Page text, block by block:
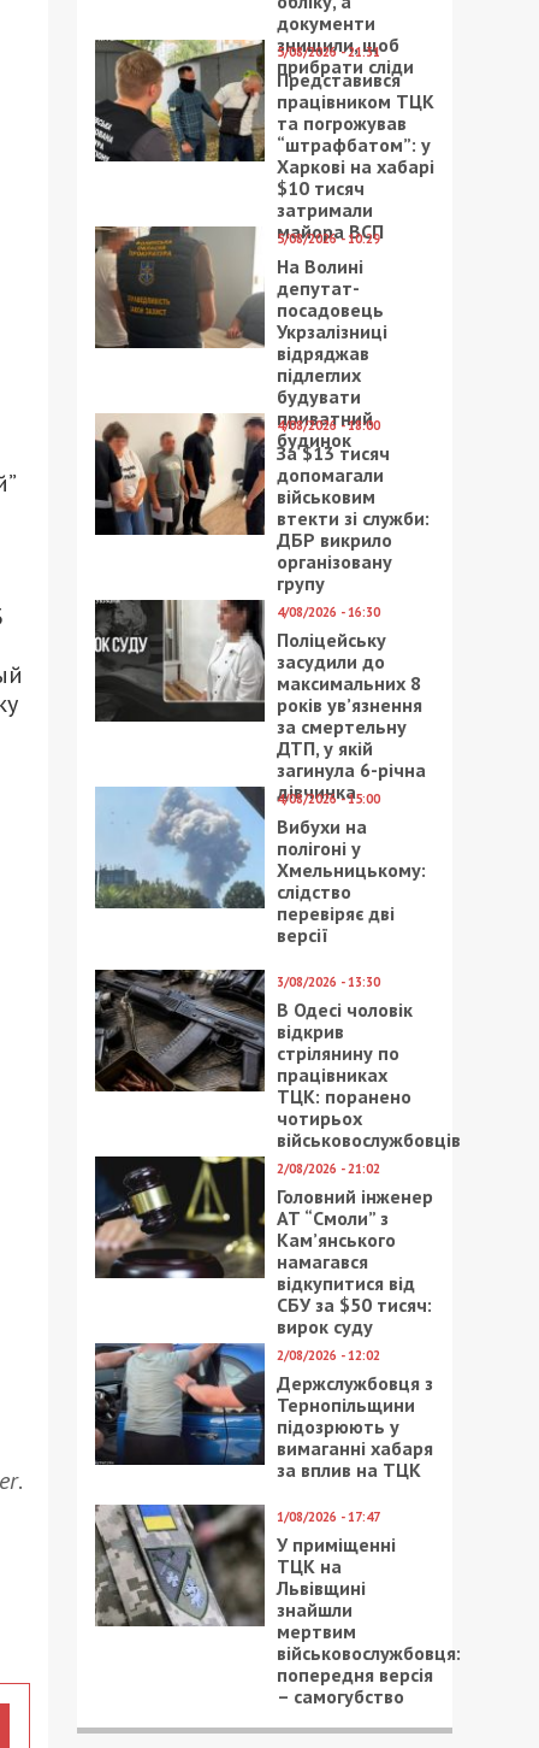
.
документи
знищили, щоб
прибрати сліди
5/08/2026 - 21:31
Представився
працівником ТЦК
та погрожував
“штрафбатом”: у
Харкові на хабарі
$10 тисяч
затримали
майора ВСП
5/08/2026 - 10:29
На Волині
депутат-
посадовець
Укрзалізниці
відряджав
підлеглих
будувати
приватний
будинок
4/08/2026 - 18:00
За $13 тисяч
допомагали
військовим
втекти зі служби:
ДБР викрило
організовану
групу
4/08/2026 - 16:30
Поліцейську
засудили до
максимальних 8
років ув’язнення
за смертельну
ДТП, у якій
загинула 6-річна
дівчинка
4/08/2026 - 15:00
Вибухи на
полігоні у
Хмельницькому:
слідство
перевіряє дві
версії
3/08/2026 - 13:30
В Одесі чоловік
відкрив
стрілянину по
працівниках
ТЦК: поранено
чотирьох
військовослужбовців
2/08/2026 - 21:02
Головний інженер
АТ “Смоли” з
Кам’янського
намагався
відкупитися від
СБУ за $50 тисяч:
вирок суду
2/08/2026 - 12:02
Держслужбовця з
Тернопільщини
підозрюють у
вимаганні хабаря
за вплив на ТЦК
1/08/2026 - 17:47
У приміщенні
ТЦК на
Львівщині
знайшли
мертвим
військовослужбовця:
попередня версія
– самогубство